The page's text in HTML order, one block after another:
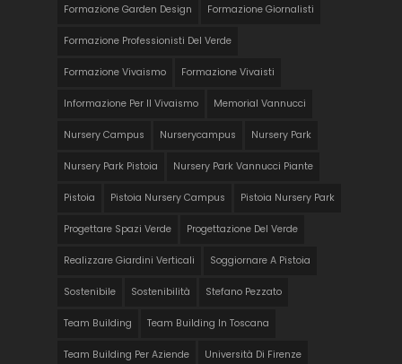
Formazione Garden Design Formazione Giornalisti
Formazione Professionisti Del Verde
Formazione Vivaismo Formazione Vivaisti
Informazione Per Il Vivaismo Memorial Vannucci
Nursery Campus Nurserycampus Nursery Park
Nursery Park Pistoia Nursery Park Vannucci Piante
Pistoia Pistoia Nursery Campus Pistoia Nursery Park
Progettare Spazi Verde Progettazione Del Verde
Realizzare Giardini Verticali Soggiornare A Pistoia
Sostenibile Sostenibilità Stefano Pezzato
Team Building Team Building In Toscana
Team Building Per Aziende Università Di Firenze